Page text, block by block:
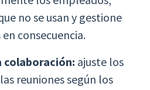
no se usan y gestione
consecuencia.
colaboración: ajuste los
reuniones según los